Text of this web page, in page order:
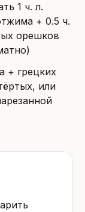
1 ч. л.
+ 0.5 ч.
орешков
+ грецких
или